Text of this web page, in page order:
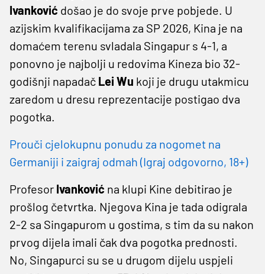
Ivanković došao je do svoje prve pobjede. U
azijskim kvalifikacijama za SP 2026, Kina je na
domaćem terenu svladala Singapur s 4-1, a
ponovno je najbolji u redovima Kineza bio 32-
godišnji napadač Lei Wu koji je drugu utakmicu
zaredom u dresu reprezentacije postigao dva
pogotka.
Prouči cjelokupnu ponudu za nogomet na
Germaniji i zaigraj odmah (Igraj odgovorno, 18+)
Profesor Ivanković na klupi Kine debitirao je
prošlog četvrtka. Njegova Kina je tada odigrala
2-2 sa Singapurom u gostima, s tim da su nakon
prvog dijela imali čak dva pogotka prednosti.
No, Singapurci su se u drugom dijelu uspjeli